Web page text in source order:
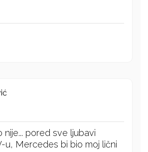
nije... pored sve ljubavi
u, Mercedes bi bio moj lični